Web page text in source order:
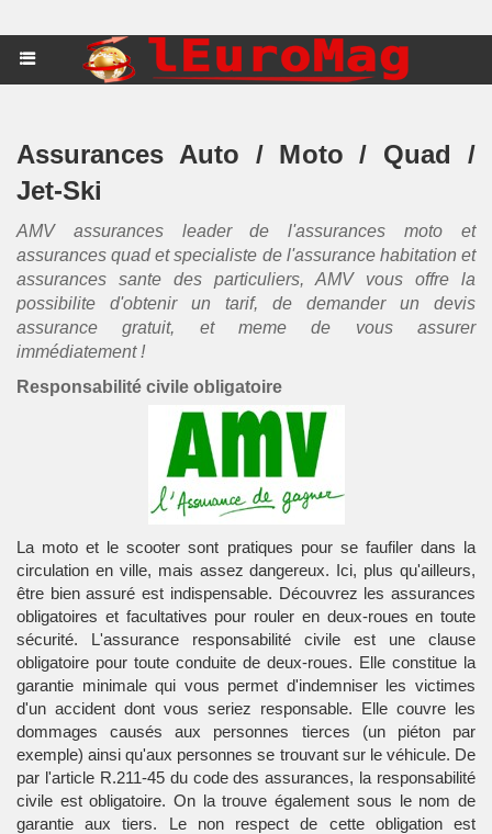
Assurances Auto / Moto / Quad /
Jet-Ski
AMV assurances leader de l'assurances moto et
assurances quad et specialiste de l'assurance habitation et
assurances sante des particuliers, AMV vous offre la
possibilite d'obtenir un tarif, de demander un devis
assurance gratuit, et meme de vous assurer
immédiatement !
Responsabilité civile obligatoire
La moto et le scooter sont pratiques pour se faufiler dans la
circulation en ville, mais assez dangereux. Ici, plus qu'ailleurs,
être bien assuré est indispensable. Découvrez les assurances
obligatoires et facultatives pour rouler en deux-roues en toute
sécurité. L'assurance responsabilité civile est une clause
obligatoire pour toute conduite de deux-roues. Elle constitue la
garantie minimale qui vous permet d'indemniser les victimes
d'un accident dont vous seriez responsable. Elle couvre les
dommages causés aux personnes tierces (un piéton par
exemple) ainsi qu'aux personnes se trouvant sur le véhicule. De
par l'article R.211-45 du code des assurances, la responsabilité
civile est obligatoire. On la trouve également sous le nom de
garantie aux tiers. Le non respect de cette obligation est